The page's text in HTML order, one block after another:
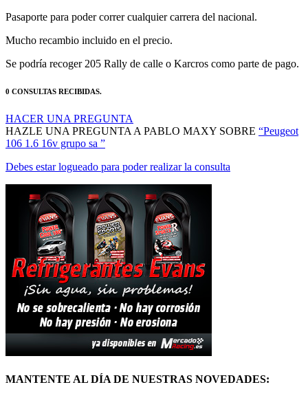
Pasaporte para poder correr cualquier carrera del nacional.
Mucho recambio incluido en el precio.
Se podría recoger 205 Rally de calle o Karcros como parte de pago.
0 CONSULTAS RECIBIDAS.
HACER UNA PREGUNTA
HAZLE UNA PREGUNTA A PABLO MAXY SOBRE “Peugeot
106 1.6 16v grupo sa ”
Debes estar logueado para poder realizar la consulta
MANTENTE AL DÍA DE NUESTRAS NOVEDADES: